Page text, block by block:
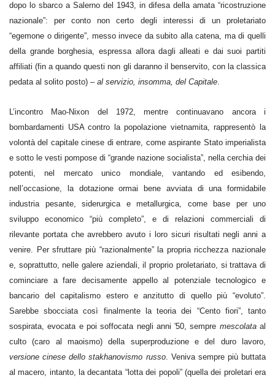
dopo lo sbarco a Salerno del 1943, in difesa della amata “ricostruzione
nazionale”: per conto non certo degli interessi di un proletariato
“egemone o dirigente”, messo invece da subito alla catena, ma di quelli
della grande borghesia, espressa allora dagli alleati e dai suoi partiti
affiliati (fin a quando questi non gli daranno il benservito, con la classica
pedata al solito posto) – al servizio, insomma, del Capitale.
L’incontro Mao-Nixon del 1972, mentre continuavano ancora i
bombardamenti USA contro la popolazione vietnamita, rappresentò la
volontà del capitale cinese di entrare, come aspirante Stato imperialista
e sotto le vesti pompose di “grande nazione socialista”, nella cerchia dei
potenti, nel mercato unico mondiale, vantando ed esibendo,
nell’occasione, la dotazione ormai bene avviata di una formidabile
industria pesante, siderurgica e metallurgica, come base per uno
sviluppo economico “più completo”, e di relazioni commerciali di
rilevante portata che avrebbero avuto i loro sicuri risultati negli anni a
venire. Per sfruttare più “razionalmente” la propria ricchezza nazionale
e, soprattutto, nelle galere aziendali, il proprio proletariato, si trattava di
cominciare a fare decisamente appello al potenziale tecnologico e
bancario del capitalismo estero e anzitutto di quello più “evoluto”.
Sarebbe sbocciata così finalmente la teoria dei “Cento fiori”, tanto
sospirata, evocata e poi soffocata negli anni '50, sempre mescolataal
culto (caro al maoismo) della superproduzione e del duro lavoro,
versione cinese dello stakhanovismo russo. Veniva sempre più buttata
al macero, intanto, la decantata “lotta dei popoli” (quella dei proletari era